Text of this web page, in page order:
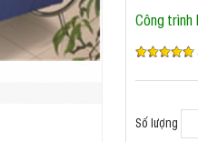
Công
Số lượng